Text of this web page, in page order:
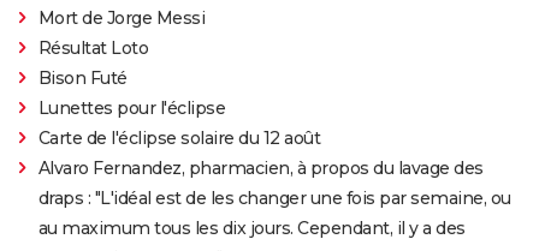
Mort de Jorge Messi
Résultat Loto
Bison Futé
Lunettes pour l'éclipse
Carte de l'éclipse solaire du 12 août
Alvaro Fernandez, pharmacien, à propos du lavage des
draps : "L'idéal est de les changer une fois par semaine, ou
au maximum tous les dix jours. Cependant, il y a des